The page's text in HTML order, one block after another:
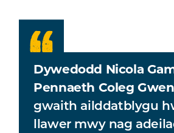
Dywedodd Nicola
Pennaeth Coleg
gwaith ailddatblygu
llawer mwy nag